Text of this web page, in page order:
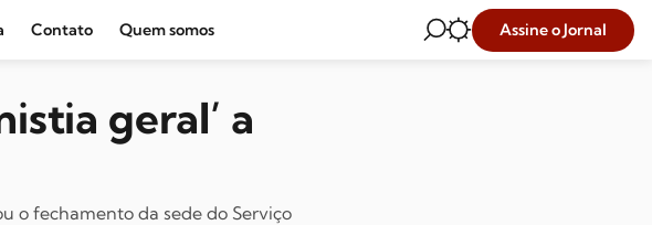
Contato Quem somos Assine o Jornal
geral’ a
o fechamento da sede do Serviço